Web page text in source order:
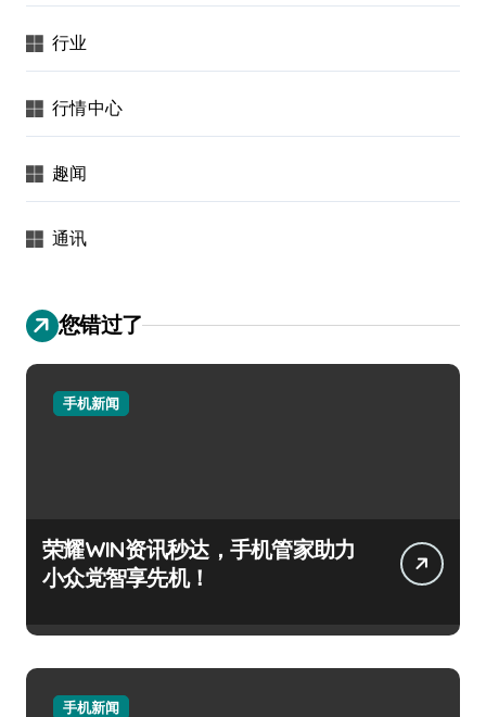
行业
行情中心
趣闻
通讯
您错过了
手机新闻
荣耀WIN资讯秒达，手机管家助力
小众党智享先机！
手机新闻